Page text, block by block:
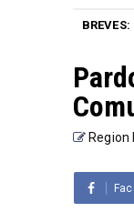
BREVES:
propiedad privada: el
Region